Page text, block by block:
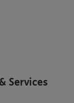
Services